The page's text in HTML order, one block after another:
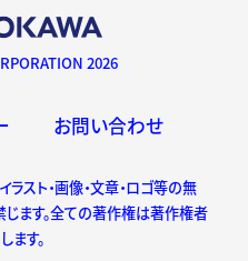
2026
お問い合わせ
スト・画像・文章・ロゴ等の無
じます。全ての著作権は著作権者
す。